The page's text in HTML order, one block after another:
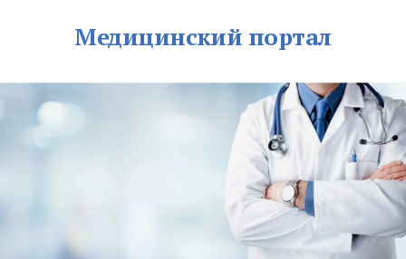
Медицинский портал